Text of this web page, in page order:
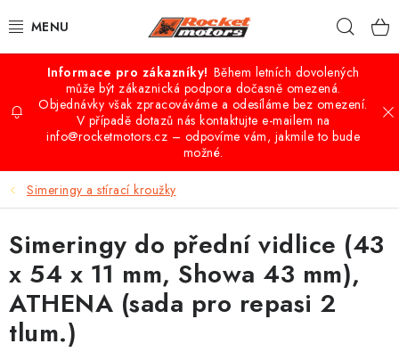
na
VÝPRODEJ
QUAD - ATV
BUGGY A UTV
KOLOBĚŽKY
MOTO VÝBAVA
Během letních dovolených
může být zákaznická podpora dočasně omezená.
Objednávky však zpracováváme a odesíláme bez omezení.
V případě dotazů nás kontaktujte e-mailem na
info@rocketmotors.cz – odpovíme vám, jakmile to bude
možné.
Simeringy a stírací kroužky
Simeringy do přední vidlice (43
x 54 x 11 mm, Showa 43 mm),
ATHENA (sada pro repasi 2
tlum.)